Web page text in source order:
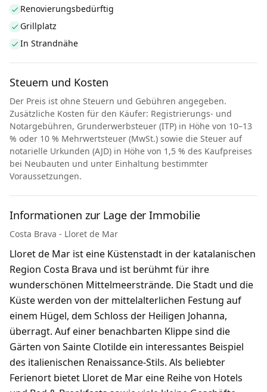
Renovierungsbedürftig
Grillplatz
In Strandnähe
Steuern und Kosten
Der Preis ist ohne Steuern und Gebühren angegeben.
Zusätzliche Kosten für den Käufer: Registrierungs- und
Notargebühren, Grunderwerbsteuer (ITP) in Höhe von 10–13
% oder 10 % Mehrwertsteuer (MwSt.) sowie die Steuer auf
notarielle Urkunden (AJD) in Höhe von 1,5 % des Kaufpreises
bei Neubauten und unter Einhaltung bestimmter
Voraussetzungen.
Informationen zur Lage der Immobilie
Costa Brava - Lloret de Mar
Lloret de Mar ist eine Küstenstadt in der katalanischen
Region Costa Brava und ist berühmt für ihre
wunderschönen Mittelmeerstrände. Die Stadt und die
Küste werden von der mittelalterlichen Festung auf
einem Hügel, dem Schloss der Heiligen Johanna,
überragt. Auf einer benachbarten Klippe sind die
Gärten von Sainte Clotilde ein interessantes Beispiel
des italienischen Renaissance-Stils. Als beliebter
Ferienort bietet Lloret de Mar eine Reihe von Hotels